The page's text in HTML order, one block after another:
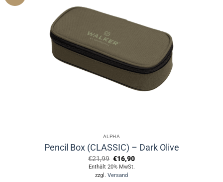
ALPHA
Pencil Box (CLASSIC) – Dark Olive
€21,99 Ursprünglicher
Preis
war:
€21,99
€16,90Aktueller
Enthält 20% MwSt.
zzgl. Versand